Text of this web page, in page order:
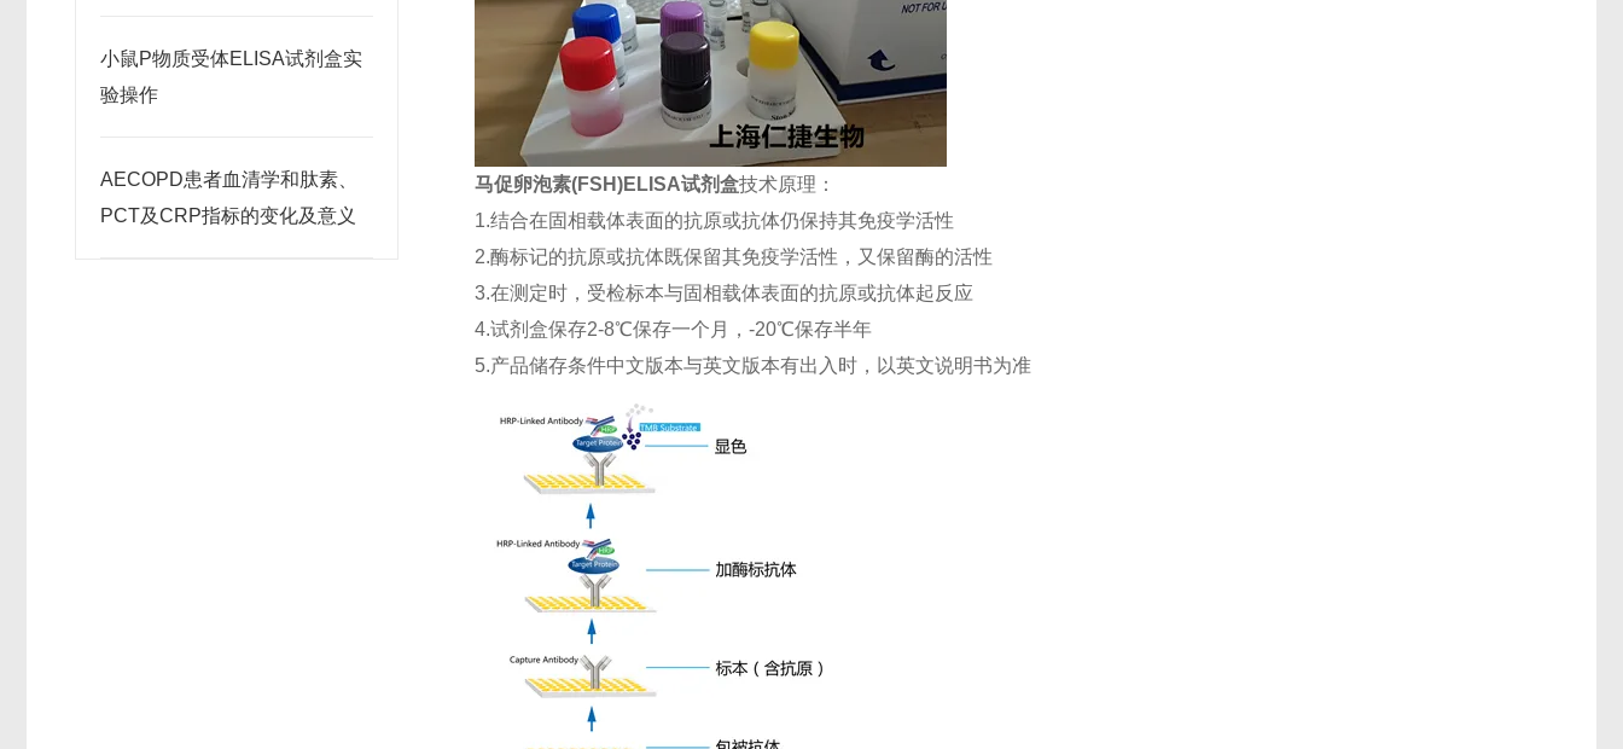
小鼠P物质受体ELISA试剂盒实
验操作
AECOPD患者血清学和肽素、
PCT及CRP指标的变化及意义
马促卵泡素(FSH)ELISA试剂盒技术原理：
1.结合在固相载体表面的抗原或抗体仍保持其免疫学活性
2.酶标记的抗原或抗体既保留其免疫学活性，又保留酶的活性
3.在测定时，受检标本与固相载体表面的抗原或抗体起反应
4.试剂盒保存2-8℃保存一个月，-20℃保存半年
5.产品储存条件中文版本与英文版本有出入时，以英文说明书为准